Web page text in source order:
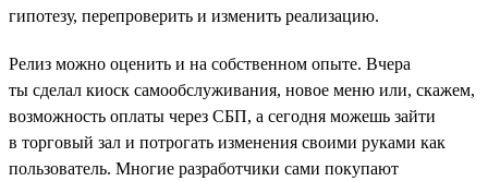
гипотезу, перепроверить и изменить реализацию.
Релиз можно оценить и на собственном опыте. Вчера
ты сделал киоск самообслуживания, новое меню или, скажем,
возможность оплаты через СБП, а сегодня можешь зайти
в торговый зал и потрогать изменения своими руками как
пользователь. Многие разработчики сами покупают